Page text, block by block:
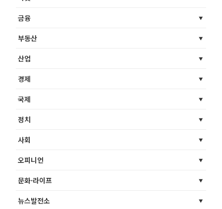
금융
부동산
산업
경제
국제
정치
사회
오피니언
문화·라이프
뉴스발전소